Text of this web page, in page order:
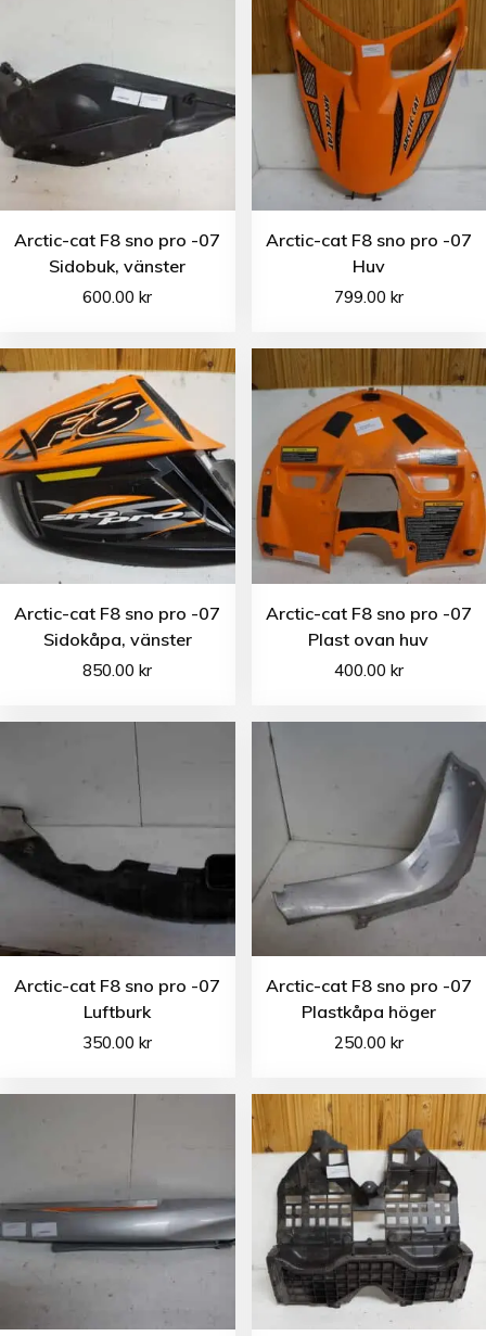
Arctic-cat F8 sno pro -07
Sidobuk, vänster
600.00kr
Arctic-cat F8 sno pro -07
Huv
799.00 kr
Arctic-cat F8 sno pro -07
Sidokåpa, vänster
850.00kr
Arctic-cat F8 sno pro -07
Plast ovan huv
400.00 kr
Arctic-cat F8 sno pro -07
Luftburk
350.00kr
Arctic-cat F8 sno pro -07
Plastkåpa höger
250.00 kr